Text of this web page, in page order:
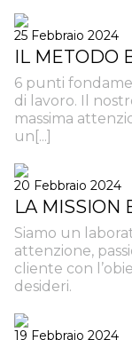
25 Febbraio 2024
IL METODO
6 punti
di lavoro. Il
massima
un[...]
20 Febbraio 2024
LA MISSION
Siamo un
attenzione,
cliente con
desideri.
19 Febbraio 2024